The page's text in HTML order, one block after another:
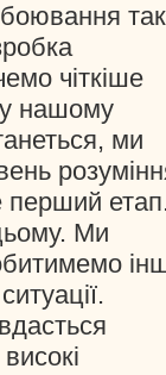
чіткіше
у нашому
ми
перший
Ми